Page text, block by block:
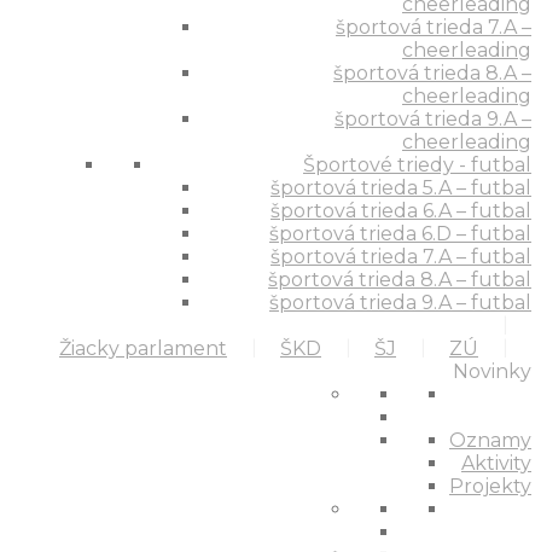
športová trieda 7.A –
cheerleading
športová trieda 8.A –
cheerleading
športová trieda 9.A –
cheerleading
Športové triedy - futbal
športová trieda 5.A – futbal
športová trieda 6.A – futbal
športová trieda 6.D – futbal
športová trieda 7.A – futbal
športová trieda 8.A – futbal
športová trieda 9.A – futbal
Žiacky parlament
ŠKD ŠJ ZÚ
Novinky
Oznamy
Aktivity
Projekty